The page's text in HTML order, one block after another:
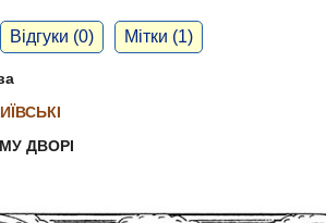
Відгуки (0) Мітки (1)
ДВОРІ